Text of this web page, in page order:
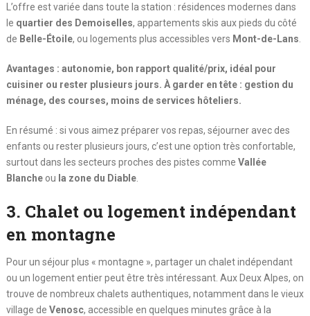
L’offre est variée dans toute la station : résidences modernes dans
le quartier des Demoiselles, appartements skis aux pieds du côté
de Belle-Étoile, ou logements plus accessibles vers Mont-de-Lans
Avantages : autonomie, bon rapport qualité/prix, idéal pour
cuisiner ou rester plusieurs jours. À garder en tête : gestion du
ménage, des courses, moins de services hôteliers.
En résumé : si vous aimez préparer vos repas, séjourner avec des
enfants ou rester plusieurs jours, c’est une option très confortable,
surtout dans les secteurs proches des pistes comme Vallée
Blancheou la zone du Diable.
3. Chalet ou logement indépendant
en montagne
Pour un séjour plus « montagne », partager un chalet indépendant
ou un logement entier peut être très intéressant. Aux Deux Alpes, on
trouve de nombreux chalets authentiques, notamment dans le vieux
village de Venosc, accessible en quelques minutes grâce à la